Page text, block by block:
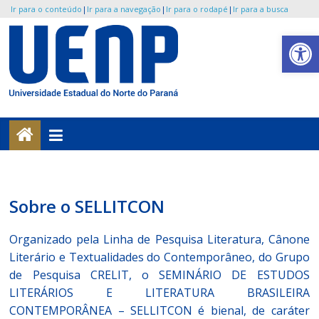
Abrir a barra de ferramentas
Ir para o conteúdo | Ir para a navegação | Ir para o rodapé | Ir para a busca
Pular
conteúdo
UENP
/
SELLITCON
do
Sobre o SELLITCON
Organizado pela Linha de Pesquisa Literatura, Cânone
Literário e Textualidades do Contemporâneo, do Grupo
de Pesquisa CRELIT, o SEMINÁRIO DE ESTUDOS
LITERÁRIOS E LITERATURA BRASILEIRA
CONTEMPORÂNEA – SELLITCON é bienal, de caráter